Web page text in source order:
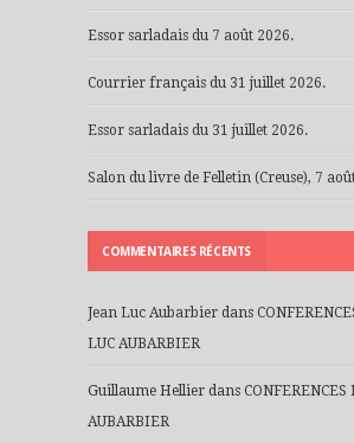
Essor sarladais du 7 août 2026.
Courrier français du 31 juillet 2026.
Essor sarladais du 31 juillet 2026.
Salon du livre de Felletin (Creuse), 7
COMMENTAIRES RÉCENTS
Jean Luc Aubarbier dans
LUC AUBARBIER
Guillaume Hellier dans CONFERENCES
AUBARBIER